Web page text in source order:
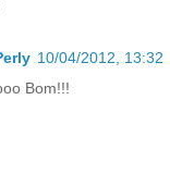
10/04/2012, 13:32
Bom!!!